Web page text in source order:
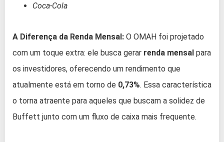
Coca-Cola
A Diferença da Renda Mensal: O OMAH foi projetado
com um toque extra: ele busca gerar renda mensal para
os investidores, oferecendo um rendimento que
atualmente está em torno de 0,73%. Essa característica
o torna atraente para aqueles que buscam a solidez de
Buffett junto com um fluxo de caixa mais frequente.